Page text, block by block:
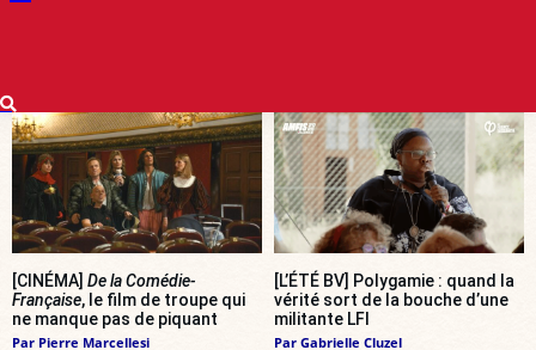
[CINÉMA] De la Comédie-
Française, le film de troupe qui
ne manque pas de piquant
Par Pierre Marcellesi
[L’ÉTÉ BV] Polygamie : quand la
vérité sort de la bouche d’une
militante LFI
Par Gabrielle Cluzel